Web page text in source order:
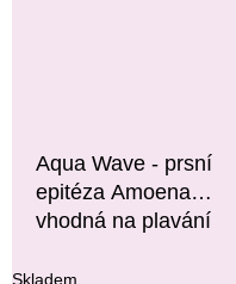
Aqua Wave - prsní
epitéza Amoena
vhodná na plavání
Skladem